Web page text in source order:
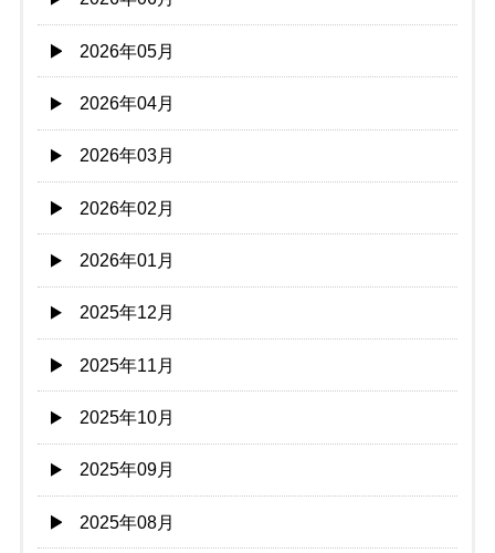
2026年05月
2026年04月
2026年03月
2026年02月
2026年01月
2025年12月
2025年11月
2025年10月
2025年09月
2025年08月